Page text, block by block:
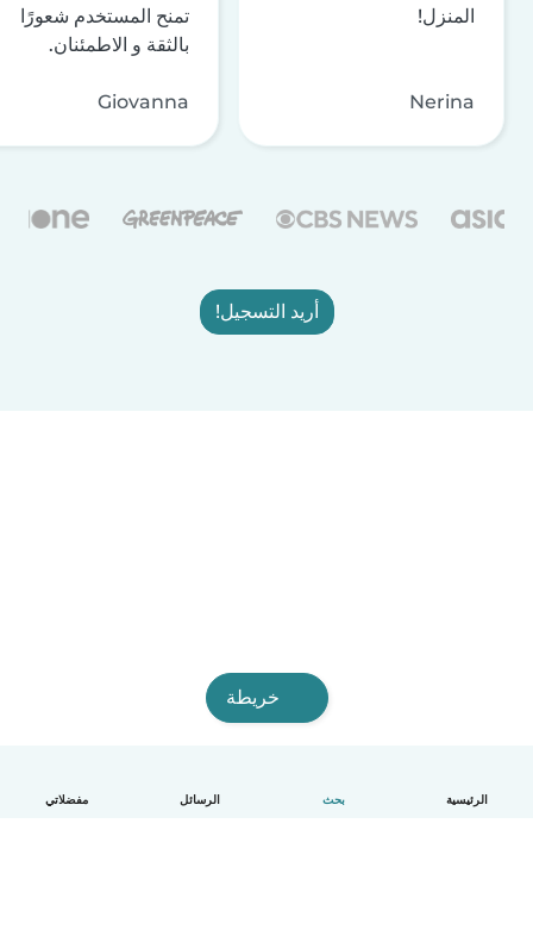
الرئيسية بحث الرسائل مفضلاتي
المنزل!
Nerina
تمنح المستخدم شعورًا
بالثقة و الاطمئنان.
Giovanna
أريد التسجيل!
خريطة